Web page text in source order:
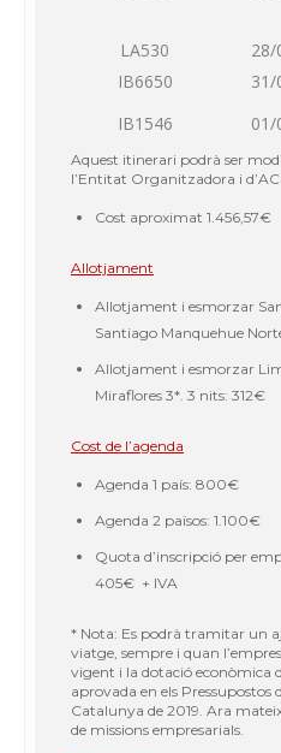
LA530
28/
IB6650
31/
IB1546
01/
Aquest itinerari podrà ser
l’Entitat Organitzadora i
Cost aproximat 1.456,57€
Allotjament
Allotjament i esmorzar
Santiago Manquehue
Allotjament i esmorzar
Miraflores 3*. 3 nits: 312€
Cost de l’agenda
Agenda 1 país: 800€
Agenda 2 països: 1.100€
Quota d’inscripció per
405€ + IVA
* Nota: Es podrà tramitar un
viatge, sempre i quan
vigent i la dotació econòmica
aprovada en els Pressupostos
Catalunya de 2019. Ara
de missions empresarials.